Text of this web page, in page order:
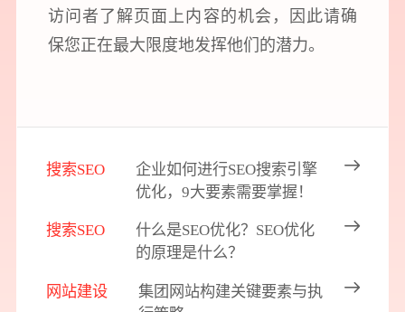
访问者了解页面上内容的机会，因此请确
保您正在最大限度地发挥他们的潜力。
搜索SEO
企业如何进行SEO搜索引擎
优化，9大要素需要掌握！
搜索SEO
什么是SEO优化？SEO优化
的原理是什么？
网站建设
集团网站构建关键要素与执